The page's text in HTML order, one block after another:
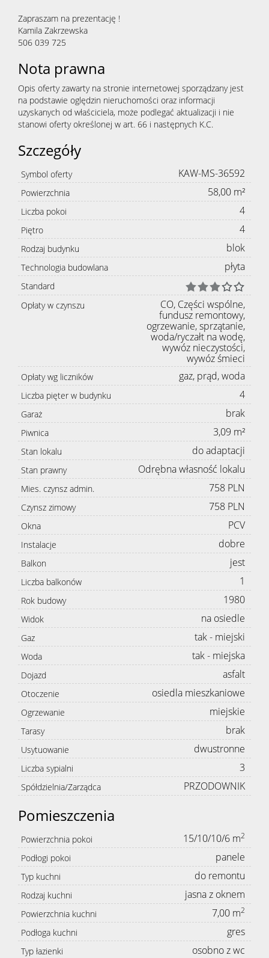
Zapraszam na prezentację !
Kamila Zakrzewska
506 039 725
Nota prawna
Opis oferty zawarty na stronie internetowej sporządzany jest
na podstawie oględzin nieruchomości oraz informacji
uzyskanych od właściciela, może podlegać aktualizacji i nie
stanowi oferty określonej w art. 66 i następnych K.C.
Szczegóły
Symbol oferty KAW-MS-36592
Powierzchnia 58,00 m²
Liczba pokoi 4
Piętro 4
Rodzaj budynku blok
Technologia budowlana płyta
Standard
Opłaty w czynszu
CO, Części wspólne,
fundusz remontowy,
ogrzewanie, sprzątanie,
woda/ryczałt na wodę,
wywóz nieczystości,
wywóz śmieci
Opłaty wg liczników gaz, prąd, woda
Liczba pięter w budynku 4
Garaż brak
Piwnica 3,09 m²
Stan lokalu do adaptacji
Stan prawny Odrębna własność lokalu
Mies. czynsz admin. 758 PLN
Czynsz zimowy 758 PLN
Okna PCV
Instalacje dobre
Balkon jest
Liczba balkonów 1
Rok budowy 1980
Widok na osiedle
Gaz tak - miejski
Woda tak - miejska
Dojazd asfalt
Otoczenie osiedla mieszkaniowe
Ogrzewanie miejskie
Tarasy brak
Usytuowanie dwustronne
Liczba sypialni 3
Spółdzielnia/Zarządca PRZODOWNIK
Pomieszczenia
Powierzchnia pokoi 15/10/10/6 m2
Podłogi pokoi panele
Typ kuchni do remontu
Rodzaj kuchni jasna z oknem
Powierzchnia kuchni 7,00 m2
Podłoga kuchni gres
Typ łazienki osobno z wc